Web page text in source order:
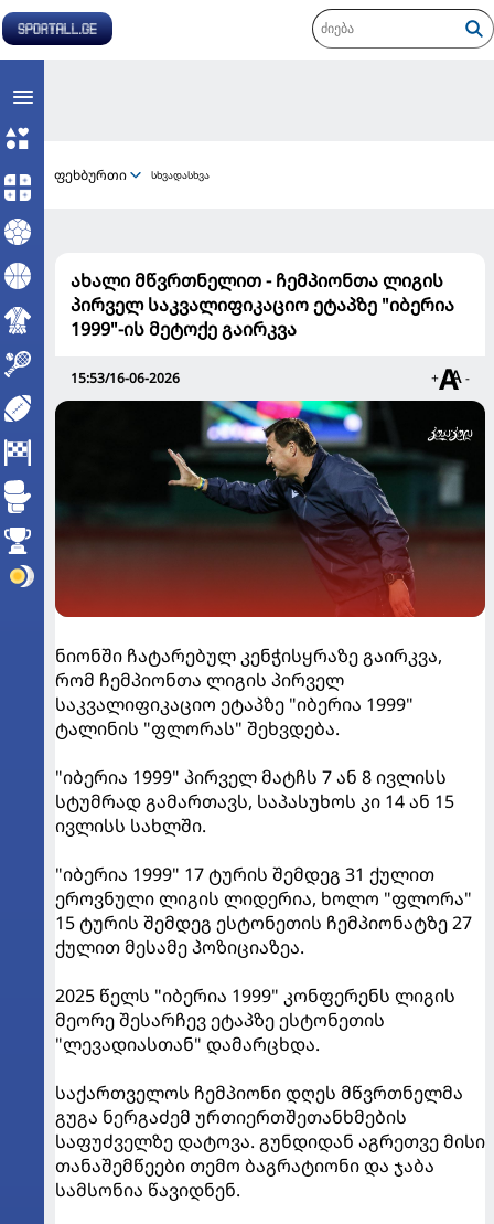
ფეხბურთი სხვადასხვა
ახალი მწვრთნელით - ჩემპიონთა ლიგის
პირველ საკვალიფიკაციო ეტაპზე "იბერია
1999"-ის მეტოქე გაირკვა
15:53/16-06-2026 + -
ნიონში ჩატარებულ კენჭისყრაზე გაირკვა,
რომ ჩემპიონთა ლიგის პირველ
საკვალიფიკაციო ეტაპზე "იბერია 1999"
ტალინის "ფლორას" შეხვდება.
"იბერია 1999" პირველ მატჩს 7 ან 8 ივლისს
სტუმრად გამართავს, საპასუხოს კი 14 ან 15
ივლისს სახლში.
"იბერია 1999" 17 ტურის შემდეგ 31 ქულით
ეროვნული ლიგის ლიდერია, ხოლო "ფლორა"
15 ტურის შემდეგ ესტონეთის ჩემპიონატზე 27
ქულით მესამე პოზიციაზეა.
2025 წელს "იბერია 1999" კონფერენს ლიგის
მეორე შესარჩევ ეტაპზე ესტონეთის
"ლევადიასთან" დამარცხდა.
საქართველოს ჩემპიონი დღეს მწვრთნელმა
გუგა ნერგაძემ ურთიერთშეთანხმების
საფუძველზე დატოვა. გუნდიდან აგრეთვე მისი
თანაშემწეები თემო ბაგრატიონი და ჯაბა
სამსონია წავიდნენ.